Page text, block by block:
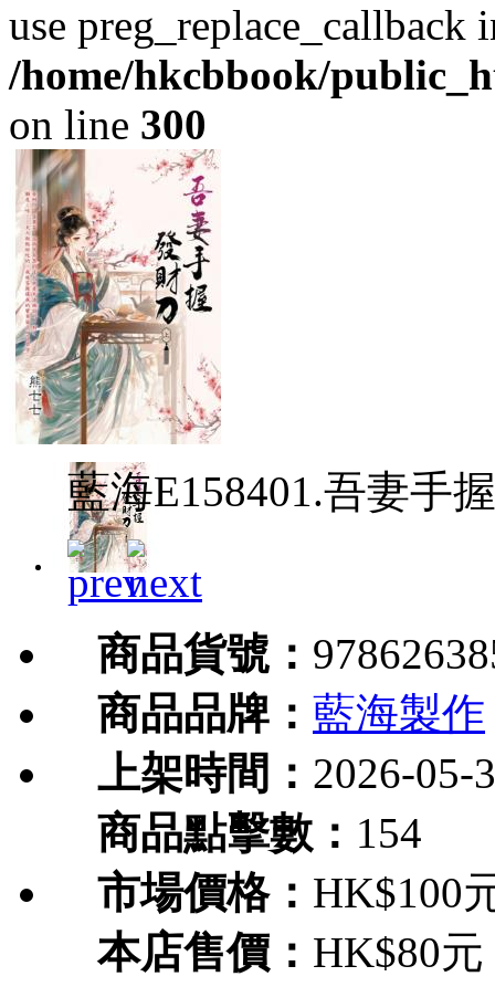
use preg_replace_callback
/home/hkcbbook/
on line 300
藍海E158401.吾妻手
商品貨號：
商品品牌： 藍海製作
上架時間： 2026-05-
商品點擊數： 154
市場價格： HK$100
本店售價： HK$80元